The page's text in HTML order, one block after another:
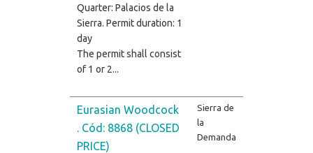
Quarter: Palacios de la
Sierra. Permit duration: 1
day
The permit shall consist
of 1 or 2...
Eurasian Woodcock
. Cód: 8868 (CLOSED
PRICE)
Sierra de
la
Demanda